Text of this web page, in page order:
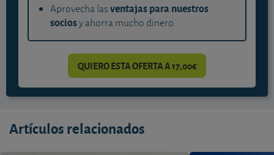
Aprovecha lasventajas para nuestros
sociosy ahorra mucho dinero.
QUIERO ESTA OFERTA A 17,00€
Artículos relacionados